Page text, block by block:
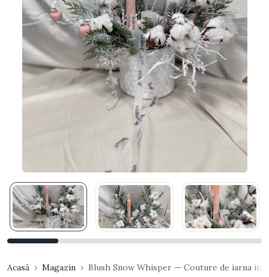
Acasă Magazin Blush Snow Whisper — Couture de iarna in